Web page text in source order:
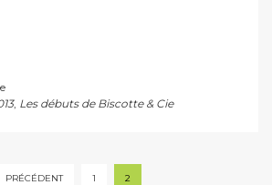
, Les débuts de Biscotte & Cie
PRÉCÉDENT 1 2